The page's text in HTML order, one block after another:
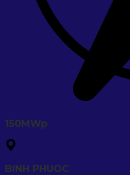
150MWp
BINH PHUOC